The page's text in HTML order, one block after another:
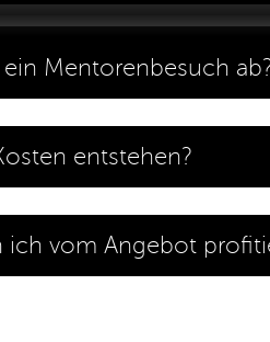
Mentorenbesuch
entstehen?
ich vom Angebot